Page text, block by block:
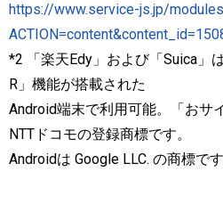
https://www.service-js.jp/
*2 「楽天Edy」および「Suica」
R」機能が搭載された
Android端末で利用可能。「おサ
NTTドコモの登録商標です。
Androidは Google LLC. の商標です